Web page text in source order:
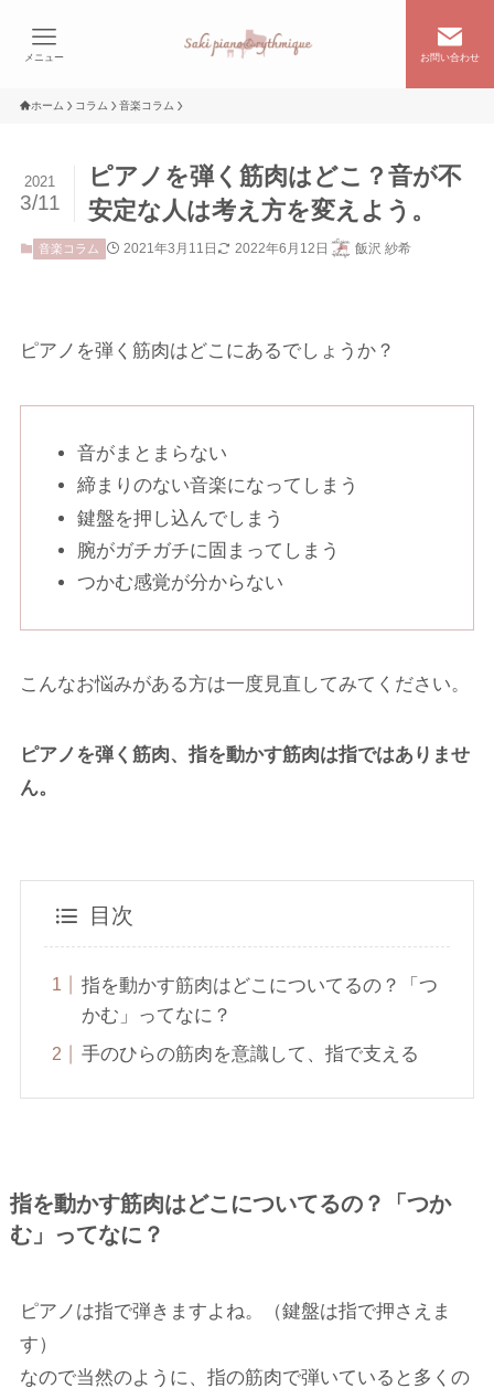
お問い合わせ
メニュー
ホーム コラム 音楽コラム
ピアノを弾く筋肉はどこ？音が不
安定な人は考え方を変えよう。
2021
3/11
音楽コラム 2021年3月11日 2022年6月12日 飯沢 紗希
ピアノを弾く筋肉はどこにあるでしょうか？
音がまとまらない
締まりのない音楽になってしまう
鍵盤を押し込んでしまう
腕がガチガチに固まってしまう
つかむ感覚が分からない
こんなお悩みがある方は一度見直してみてください。
ピアノを弾く筋肉、指を動かす筋肉は指ではありませ
ん。
目次
指を動かす筋肉はどこについてるの？「つ
かむ」ってなに？
手のひらの筋肉を意識して、指で支える
指を動かす筋肉はどこについてるの？「つか
む」ってなに？
ピアノは指で弾きますよね。（鍵盤は指で押さえま
す）
なので当然のように、指の筋肉で弾いていると多くの